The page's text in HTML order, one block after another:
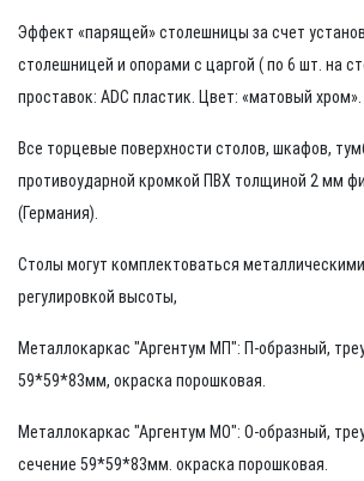
Эффект «парящей» столешницы за счет
столешницей и опорами с царгой ( по 6 шт. на
проставок: ADC пластик. Цвет: «матовый хром».
Все торцевые поверхности столов, шкафов,
противоударной кромкой ПВХ толщиной 2 мм
(Германия).
Столы могут комплектоваться
регулировкой высоты,
Металлокаркас "Аргентум МП": П-образный,
59*59*83мм, окраска порошковая.
Металлокаркас "Аргентум МО": О-образный,
сечение 59*59*83мм. окраска порошковая.